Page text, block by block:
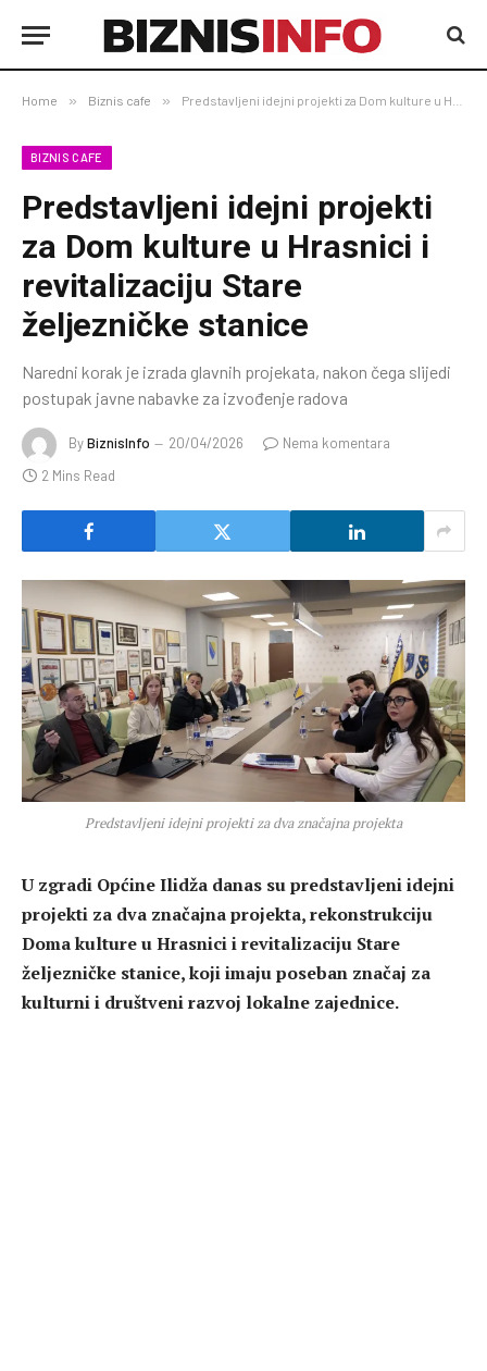
Home » Biznis cafe » Predstavljeni idejni projekti za Dom kulture u Hrasnici i revitalizaciju Stare željezničke stanice
BIZNIS CAFE
Predstavljeni idejni projekti
za Dom kulture u Hrasnici i
revitalizaciju Stare
željezničke stanice
Naredni korak je izrada glavnih projekata, nakon čega slijedi
postupak javne nabavke za izvođenje radova
ByBiznisInfo 20/04/2026
Nema komentara
2 Mins Read
Predstavljeni idejni projekti za dva značajna projekta
U zgradi Općine Ilidža danas su predstavljeni idejni
projekti za dva značajna projekta, rekonstrukciju
Doma kulture u Hrasnici i revitalizaciju Stare
željezničke stanice, koji imaju poseban značaj za
kulturni i društveni razvoj lokalne zajednice.